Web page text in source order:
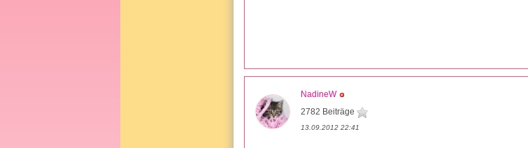
NadineW
2782 Beiträge
13.09.2012 22:41